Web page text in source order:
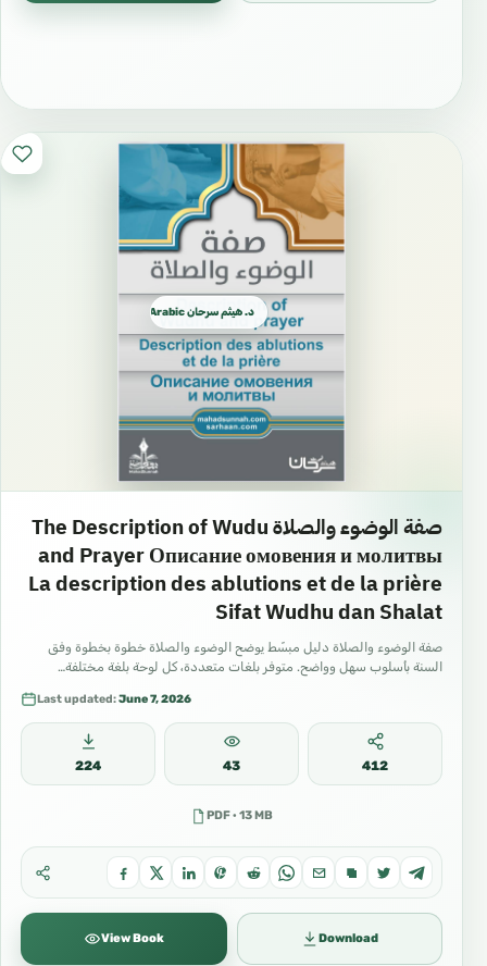
د. هيثم سرحان Arabic العربية
صفة الوضوء والصلاة The Description of Wudu
and Prayer Описание омовения и молитвы
La description des ablutions et de la prière
Sifat Wudhu dan Shalat
صفة الوضوء والصلاة دليل مبسّط يوضح الوضوء والصلاة خطوة بخطوة وفق
السنة بأسلوب سهل وواضح. متوفر بلغات متعددة، كل لوحة بلغة مختلفة…
Last updated:June 7, 2026
224 43 412
PDF · 13 MB
View Book Download